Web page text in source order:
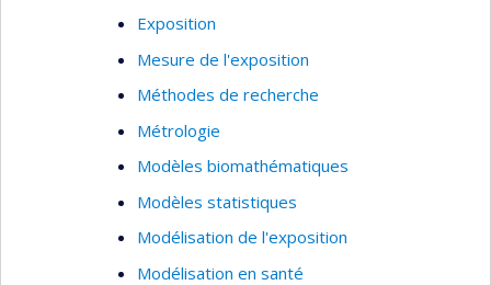
Exposition
Mesure de l'exposition
Méthodes de recherche
Métrologie
Modèles biomathématiques
Modèles statistiques
Modélisation de l'exposition
Modélisation en santé